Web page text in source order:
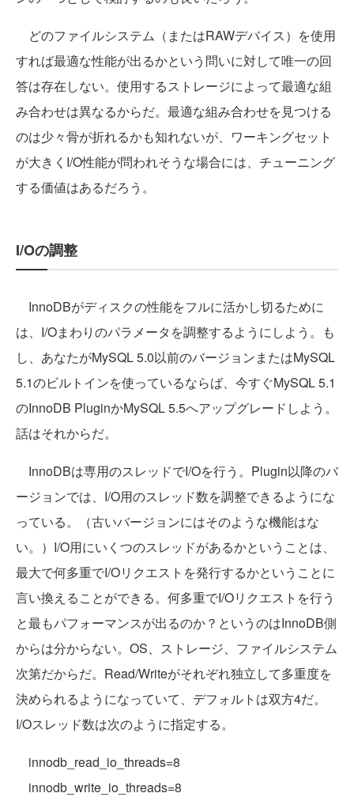
どのファイルシステム（またはRAWデバイス）を使用
すれば最適な性能が出るかという問いに対して唯一の回
答は存在しない。使用するストレージによって最適な組
み合わせは異なるからだ。最適な組み合わせを見つける
のは少々骨が折れるかも知れないが、ワーキングセット
が大きくI/O性能が問われそうな場合には、チューニング
する価値はあるだろう。
I/Oの調整
InnoDBがディスクの性能をフルに活かし切るために
は、I/Oまわりのパラメータを調整するようにしよう。も
し、あなたがMySQL 5.0以前のバージョンまたはMySQL
5.1のビルトインを使っているならば、今すぐMySQL 5.1
のInnoDB PluginかMySQL 5.5へアップグレードしよう。
話はそれからだ。
InnoDBは専用のスレッドでI/Oを行う。Plugin以降のバ
ージョンでは、I/O用のスレッド数を調整できるようにな
っている。（古いバージョンにはそのような機能はな
い。）I/O用にいくつのスレッドがあるかということは、
最大で何多重でI/Oリクエストを発行するかということに
言い換えることができる。何多重でI/Oリクエストを行う
と最もパフォーマンスが出るのか？というのはInnoDB側
からは分からない。OS、ストレージ、ファイルシステム
次第だからだ。Read/Writeがそれぞれ独立して多重度を
決められるようになっていて、デフォルトは双方4だ。
I/Oスレッド数は次のように指定する。
innodb_read_io_threads=8
innodb_write_io_threads=8